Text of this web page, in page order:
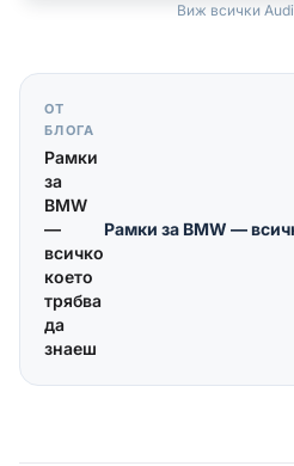
Виж всички
ОТ
БЛОГА
Рамки
за
BMW
—
всичко
което
трябва
да
знаеш
Рамки за BMW —